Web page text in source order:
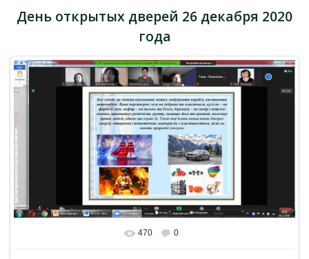
День открытых дверей 26 декабря 2020
года
470 0